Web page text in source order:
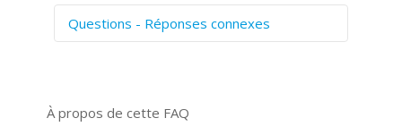
Questions - Réponses connexes
Prise de vue 360°
À propos de cette FAQ